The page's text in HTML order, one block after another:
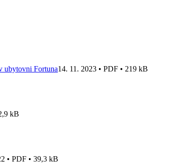
ubytovni Fortuna14. 11. 2023 • PDF • 219 kB
kB
• PDF • 39,3 kB